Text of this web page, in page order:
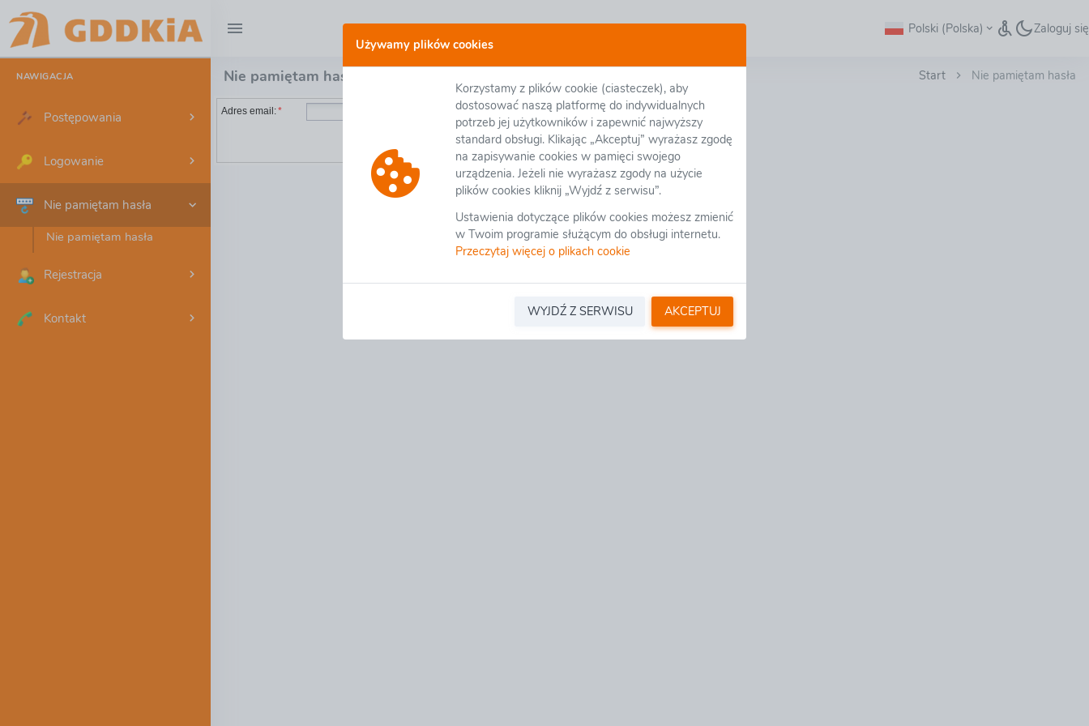
Używamy plików cookies
Korzystamy z plików cookie (ciasteczek), aby
dostosować naszą platformę do indywidualnych
potrzeb jej użytkowników i zapewnić najwyższy
standard obsługi. Klikając „Akceptuj” wyrażasz zgodę
na zapisywanie cookies w pamięci swojego
urządzenia. Jeżeli nie wyrażasz zgody na użycie
plików cookies kliknij „Wyjdź z serwisu”.
Ustawienia dotyczące plików cookies możesz zmienić
w Twoim programie służącym do obsługi internetu.
Przeczytaj więcej o plikach cookie
WYJDŹ Z SERWISU AKCEPTUJ
Polski (Polska) Zaloguj się
NAWIGACJA
Postępowania
Logowanie
Nie pamiętam hasła
Nie pamiętam hasła
Rejestracja
Kontakt
Start Nie pamiętam hasła
Nie pamiętam hasła
Adres email:*
Wyślij